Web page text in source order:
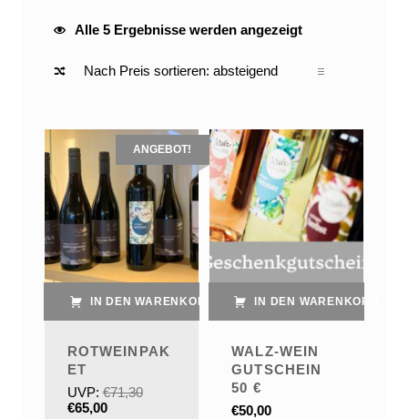
PAKETE, DENNEDE & TICKETS Alle 5 Ergebnisse werden angezeigt
IN DEN WARENKORB
ROTWEINPAK
ET
ANGEBOT!
UVP: €71,30
Ursprünglicher Preis war: €71,30
€65,00Aktueller Preis ist: €65,00.
IN DEN WARENKORB
WALZ-WEIN
GUTSCHEIN
50 €
€50,00